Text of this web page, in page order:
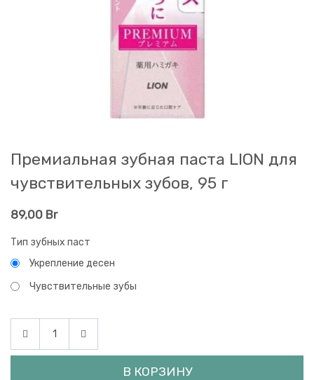
Премиальная зубная паста LION для
чувствительных зубов, 95 г
89,00 Br
Тип зубных паст
Укрепление десен
Чувствительные зубы
В КОРЗИНУ